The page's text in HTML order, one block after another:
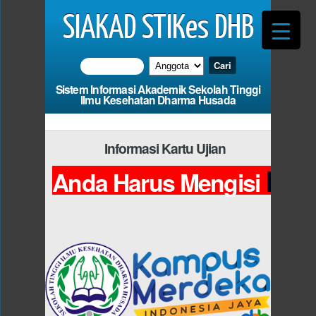
SIAKAD STIKes DHB
Sistem Informasi Akademik Sekolah Tinggi
Ilmu Kesehatan Dharma Husada
Informasi Kartu Ujian
Anda Harus Mengisi